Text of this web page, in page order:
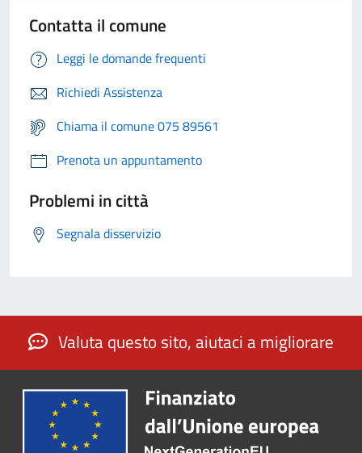
Contatta il comune
Leggi le domande frequenti
Richiedi Assistenza
Chiama il comune 075 89561
Prenota un appuntamento
Problemi in città
Segnala disservizio
Valuta questo sito, aiutaci a migliorare